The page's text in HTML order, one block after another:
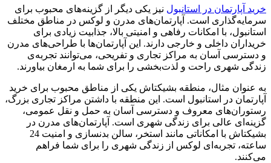
خرید آپارتمان در استانبول نیز یکی دیگر از گزینه‌های محبوب برای
سرمایه‌گذاری است. آپارتمان‌های مدرن و لوکس در مناطق مختلف
استانبول، با امکانات رفاهی و امنیتی بالا، جذابیت زیادی برای
خریداران داخلی و خارجی دارند. این آپارتمان‌ها با طراحی‌های مدرن
و دسترسی آسان به مراکز تجاری و تفریحی، می‌توانند تجربه‌ی
زندگی شهری راحت و لذت‌بخشی را برای شما به ارمغان بیاورند.
به عنوان مثال، منطقه بشیکتاش یکی از مناطق محبوب برای خرید
آپارتمان در استانبول است. این منطقه با داشتن مراکز تجاری بزرگ،
رستوران‌های معروف و دسترسی آسان به حمل و نقل عمومی،
گزینه‌ای عالی برای زندگی شهری است. آپارتمان‌های مدرن در
بشیکتاش با امکاناتی مانند استخر، سالن بدنسازی و امنیت 24
ساعته، تجربه‌ای لوکس از زندگی شهری را برای شما فراهم
می‌کنند.